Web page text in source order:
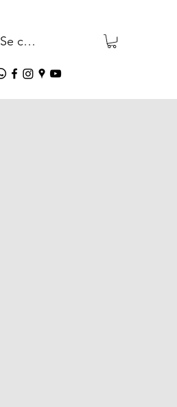
Se connecter